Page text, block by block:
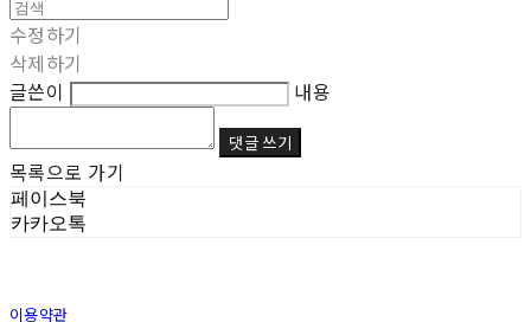
수정하기
삭제하기
글쓴이
내용
댓글 쓰기
목록으로 가기
페이스북
카카오톡
이용약관